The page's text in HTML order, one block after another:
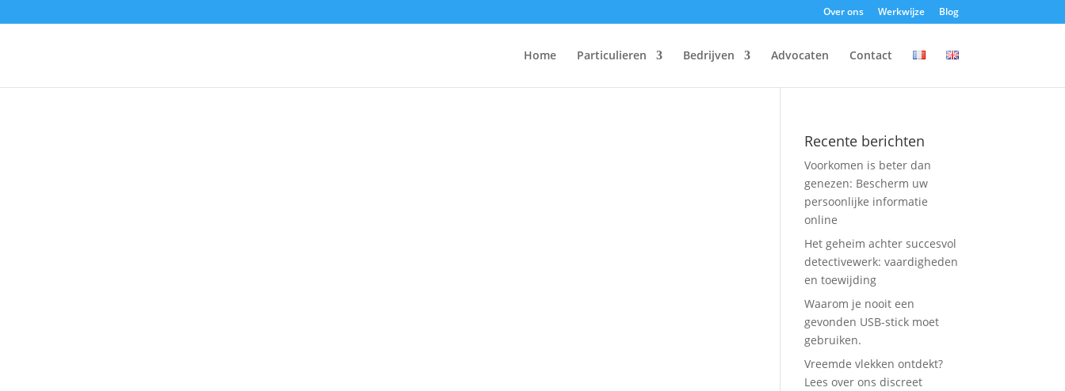
Over ons Werkwijze Blog
Home Particulieren Bedrijven Advocaten Contact
Recente berichten
Voorkomen is beter dan
genezen: Bescherm uw
persoonlijke informatie
online
Het geheim achter succesvol
detectivewerk: vaardigheden
en toewijding
Waarom je nooit een
gevonden USB-stick moet
gebruiken.
Vreemde vlekken ontdekt?
Lees over ons discreet